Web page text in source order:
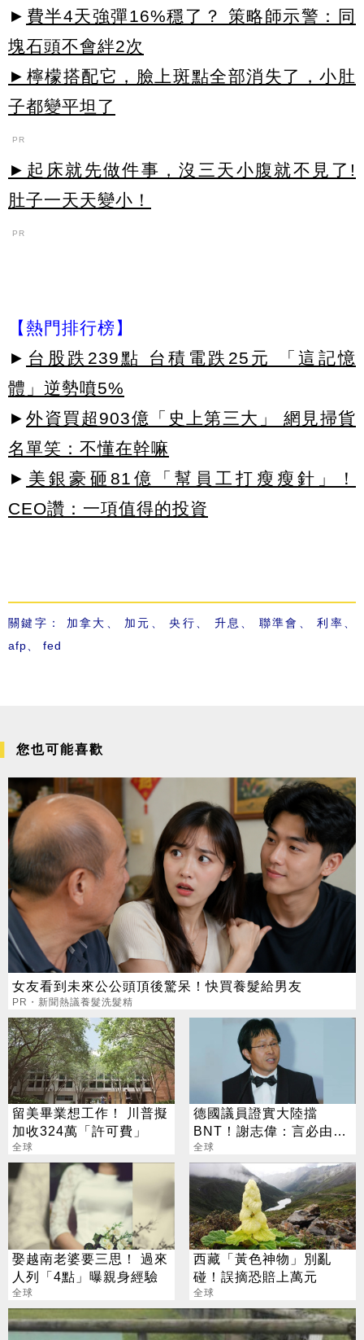
► 費半4天強彈16%穩了？ 策略師示警：同
塊石頭不會絆2次
►檸檬搭配它，臉上斑點全部消失了，小肚
子都變平坦了
PR
►起床就先做件事，沒三天小腹就不見了!
肚子一天天變小！
PR
【熱門排行榜】
► 台股跌239點 台積電跌25元 「這記憶
體」逆勢噴5%
► 外資買超903億「史上第三大」 網見掃貨
名單笑：不懂在幹嘛
► 美銀豪砸81億「幫員工打瘦瘦針」！
CEO讚：一項值得的投資
關鍵字： 加拿大 加元 、央行 升息 聯準會 、利率
afp
fed
您也可能喜歡
女友看到未來公公頭頂後驚呆！快買養髮給男友
PR・新聞熱議養髮洗髮精
留美畢業想工作！ 川普擬
加收324萬「許可費」
全球
德國議員證實大陸擋
BNT！謝志偉：言必由
「中」太過分
全球
娶越南老婆要三思！ 過來
人列「4點」曝親身經驗
全球
西藏「黃色神物」別亂
碰！誤摘恐賠上萬元
全球